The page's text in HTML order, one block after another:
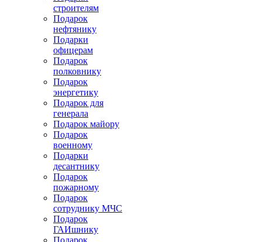
строителям
Подарок
нефтянику
Подарки
офицерам
Подарок
полковнику
Подарок
энергетику
Подарок для
генерала
Подарок майору
Подарок
военному
Подарки
десантнику
Подарок
пожарному
Подарок
сотруднику МЧС
Подарок
ГАИшнику
Подарок